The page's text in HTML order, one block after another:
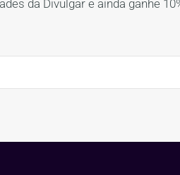
da Divulgar e ainda ganhe